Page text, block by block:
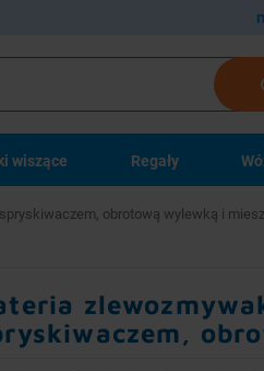
wiszące Regały
obrotową wylewką i